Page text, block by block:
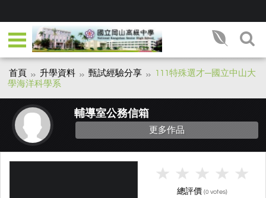
首頁 升學資料 甄試經驗分享
111特殊選才─國立中山大
學海洋科學系
輔導室公務信箱
更多作品
總評價 (0 votes)